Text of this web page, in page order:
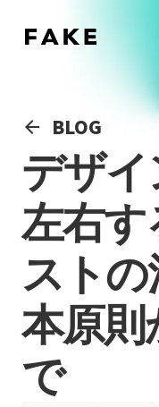
arrow_back BLOG
デザ
左右
スト
本原則
で